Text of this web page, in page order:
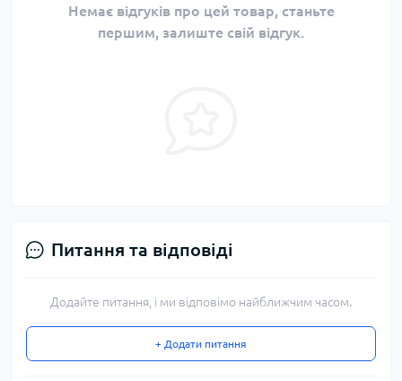
Немає відгуків про цей товар, станьте
першим, залиште свій відгук.
Питання та відповіді
Додайте питання, і ми відповімо найближчим часом.
+ Додати питання